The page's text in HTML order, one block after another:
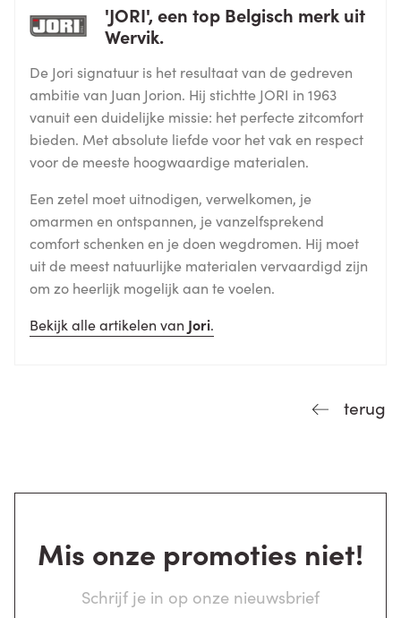
'JORI', een top Belgisch merk uit
Wervik.
De Jori signatuur is het resultaat van de gedreven
ambitie van Juan Jorion. Hij stichtte JORI in 1963
vanuit een duidelijke missie: het perfecte zitcomfort
bieden. Met absolute liefde voor het vak en respect
voor de meeste hoogwaardige materialen.
Een zetel moet uitnodigen, verwelkomen, je
omarmen en ontspannen, je vanzelfsprekend
comfort schenken en je doen wegdromen. Hij moet
uit de meest natuurlijke materialen vervaardigd zijn
om zo heerlijk mogelijk aan te voelen.
Bekijk alle artikelen van Jori.
terug
Mis onze promoties niet!
Schrijf je in op onze nieuwsbrief